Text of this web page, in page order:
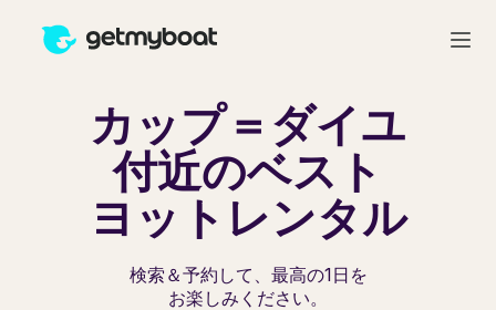
カップ＝ダイユ
付近のベスト
ヨットレンタル
検索＆予約して、最高の1日を
お楽しみください。